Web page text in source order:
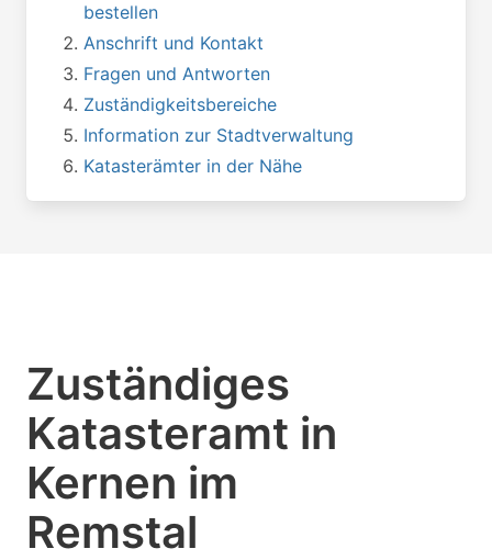
bestellen
Anschrift und Kontakt
Fragen und Antworten
Zuständigkeitsbereiche
Information zur Stadtverwaltung
Katasterämter in der Nähe
Zuständiges
Katasteramt in
Kernen im
Remstal